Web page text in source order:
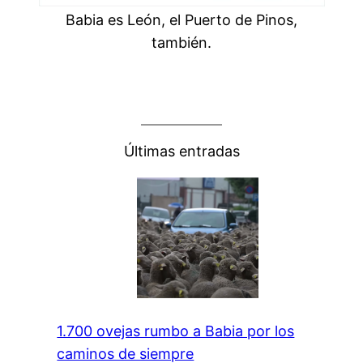
Babia es León, el Puerto de Pinos,
también.
Últimas entradas
1.700 ovejas rumbo a Babia por los
caminos de siempre